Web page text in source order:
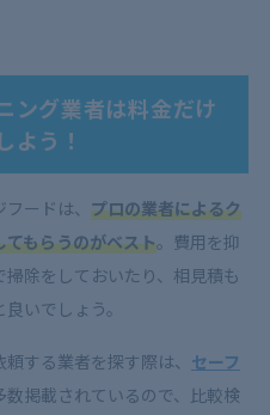
ング業者は料金だけ
よう！
ードは、 プロの業者によるク
もらうのがベスト。費用を抑
除をしておいたり、相見積も
いでしょう。
する業者を探す際は、 セーフ
掲載されているので、比較検